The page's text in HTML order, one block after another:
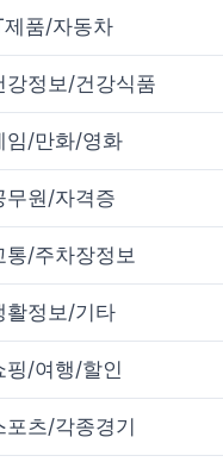
제품/자동차
강정보/건강식품
임/만화/영화
무원/자격증
통/주차장정보
활정보/기타
핑/여행/할인
포츠/각종경기